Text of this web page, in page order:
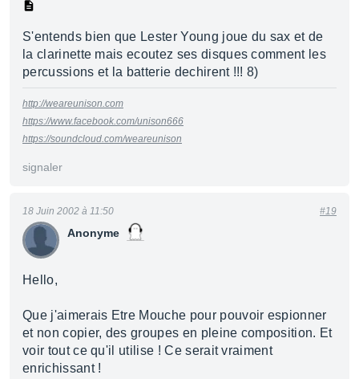
S'entends bien que Lester Young joue du sax et de
la clarinette mais ecoutez ses disques comment les
percussions et la batterie dechirent !!! 8)
http://weareunison.com
https://www.facebook.com/unison666
https://soundcloud.com/weareunison
signaler
Anonyme
18 Juin 2002 à 11:50 #19
Hello,
Que j'aimerais Etre Mouche pour pouvoir espionner
et non copier, des groupes en pleine composition. Et
voir tout ce qu'il utilise ! Ce serait vraiment
enrichissant !